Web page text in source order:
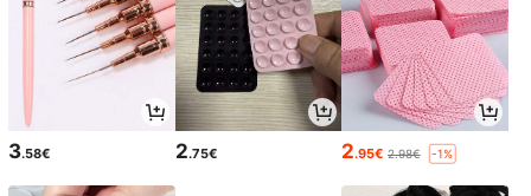
3.58€ 2.75€ 2.95€ 2.98€ -1%